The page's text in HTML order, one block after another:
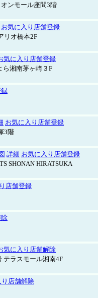
ンモール座間3階
お気に入り店舗登録
リオ橋本2F
気に入り店舗登録
ら湘南茅ヶ崎３F
お気に入り店舗登録
3階
詳細 お気に入り店舗登録
SHONAN HIRATSUKA
店舗登録
気に入り店舗解除
テラスモール湘南4F
り店舗解除